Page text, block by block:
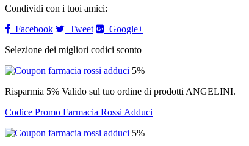
Condividi con i tuoi amici:
Facebook
Tweet
Google+
Selezione dei migliori codici sconto
5%
Risparmia 5% Valido sul tuo ordine di prodotti ANGELINI.
Codice Promo Farmacia Rossi Adduci
5%